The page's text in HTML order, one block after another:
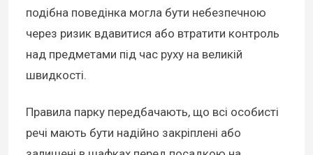
подібна поведінка могла бути небезпечною
через ризик вдавитися або втратити контроль
над предметами під час руху на великій
швидкості.
Правила парку передбачають, що всі особисті
речі мають бути надійно закріплені або